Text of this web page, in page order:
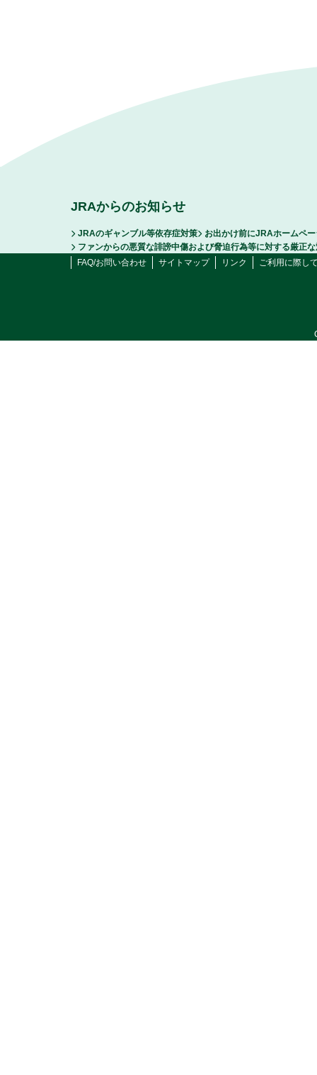
JRAからのお知らせ
JRAのギャンブル等依存症対策
お出かけ前にJRAホームペ
ファンからの悪質な誹謗中傷および脅迫行為等に対する厳正
FAQ/お問い合わせ
サイトマップ リンク ご利用に際し